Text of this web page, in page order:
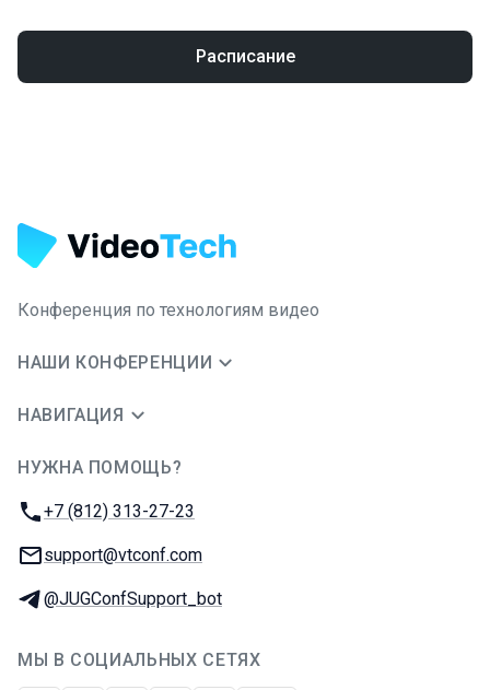
Расписание
Конференция по технологиям видео
НАШИ КОНФЕРЕНЦИИ
НАВИГАЦИЯ
НУЖНА ПОМОЩЬ?
Телефон:
+7 (812) 313-27-23
E-mail:
support@vtconf.com
Телеграм:
@JUGConfSupport_bot
МЫ В СОЦИАЛЬНЫХ СЕТЯХ